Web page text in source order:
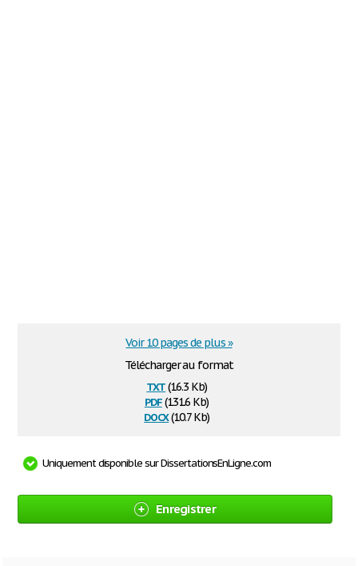
Télécharger au format
txt(16.3 Kb)
pdf(131.6 Kb)
docx(10.7 Kb)
Voir 10 pages de plus »
Uniquement disponible sur DissertationsEnLigne.com
Enregistrer